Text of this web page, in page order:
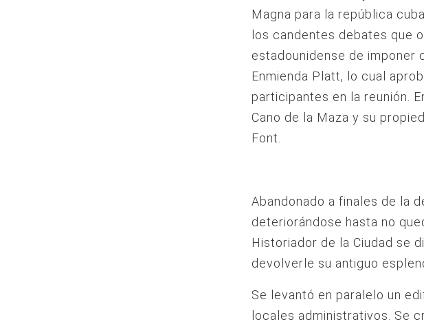
Magna para la república
los candentes debates que
estadounidense de imponer
Enmienda Platt, lo cual
participantes en la reunión.
Cano de la Maza y su
Font.
Abandonado a finales de la
deteriorándose hasta no
Historiador de la Ciudad se
devolverle su antiguo
Se levantó en paralelo un
locales administrativos. Se